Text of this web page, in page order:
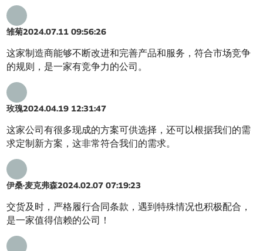
雏菊2024.07.11 09:56:26
这家制造商能够不断改进和完善产品和服务，符合市场竞争
的规则，是一家有竞争力的公司。
玫瑰2024.04.19 12:31:47
这家公司有很多现成的方案可供选择，还可以根据我们的需
求定制新方案，这非常符合我们的需求。
伊桑·麦克弗森2024.02.07 07:19:23
交货及时，严格履行合同条款，遇到特殊情况也积极配合，
是一家值得信赖的公司！